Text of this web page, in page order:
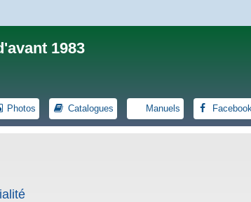
1983
Photos Catalogues Manuels